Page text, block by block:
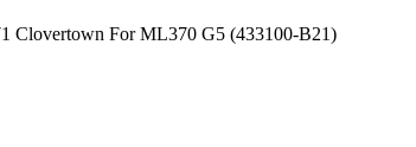
Clovertown For ML370 G5 (433100-B21)